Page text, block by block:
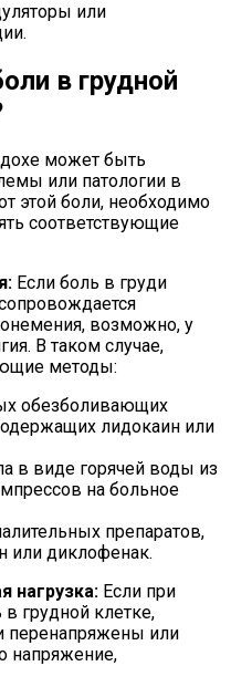
или
в грудной
может быть
или патологии в
этой боли, необходимо
соответствующие
Если боль в груди
возможно, у
В таком случае,
методы:
обезболивающих
лидокаин или
в виде горячей воды из
на больное
препаратов,
или диклофенак.
нагрузка: Если при
грудной клетке,
или
напряжение,